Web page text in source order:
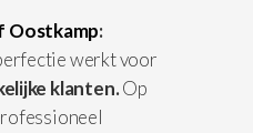
Oostkamp:
werkt voor
klanten.Op